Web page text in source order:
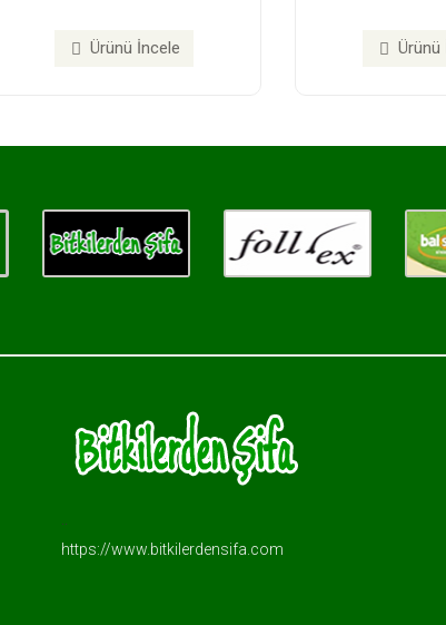
Ürünü İncele Ürünü
https://www.bitkilerdensifa.com